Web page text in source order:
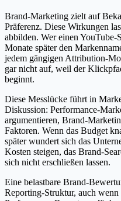
Brand-Marketing zielt auf
Präferenz. Diese Wirkungen
abbilden. Wer einen
Monate später den
jedem gängigen Attribution-
gar nicht auf, weil der
beginnt.
Diese Messlücke führt in
Diskussion: Performance-
argumentieren, Brand-
Faktoren. Wenn das Budget
später wundert sich das
Kosten steigen, das Brand-
sich nicht erschließen lassen.
Eine belastbare Brand-
Reporting-Struktur, auch